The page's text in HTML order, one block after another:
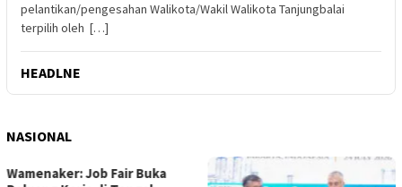
pelantikan/pengesahan Walikota/Wakil Walikota Tanjungbalai
terpilih oleh […]
HEADLNE
NASIONAL